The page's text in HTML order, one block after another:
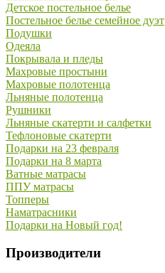
Детское постельное белье
Постельное белье семейное дуэт
Подушки
Одеяла
Покрывала и пледы
Махровые простыни
Махровые полотенца
Льняные полотенца
Рушники
Льняные скатерти и салфетки
Тефлоновые скатерти
Подарки на 23 февраля
Подарки на 8 марта
Ватные матрасы
ППУ матрасы
Топперы
Наматрасники
Подарки на Новый год!
Производители